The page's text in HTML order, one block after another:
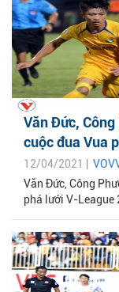
Văn Đức,
cuộc đua Vua
12/04/2021 |
Văn Đức, Công
phá lưới V-League